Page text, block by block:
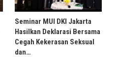
Seminar MUI DKI Jakarta
Hasilkan Deklarasi Bersama
Cegah Kekerasan Seksual
dan…